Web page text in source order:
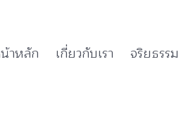
าหลัก เกี่ยวกับเรา จริยธรรม